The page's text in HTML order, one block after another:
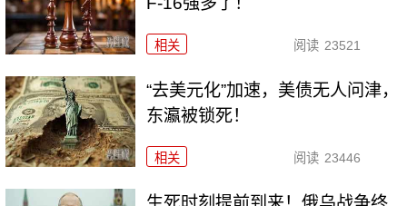
相关 阅读 23521
“去美元化”加速，美债无人问津，
东瀛被锁死！
相关 阅读 23446